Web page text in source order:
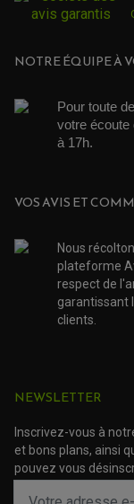
CHAMBRE A
PATIN DE
PROTECTION
ROULEMENT
EMBRAYAGE
KIT CHAÎNE
ACCESSOIRE
OUTILLAGE
NOTRE ÉQUIPE À
Pour toute
votre écoute
à 17h.
VOS AVIS ET
Nous
plateforme
respect de
garantissant
clients.
NEWSLETTER
Inscrivez-vous à
et bons plans, ainsi
pouvez vous